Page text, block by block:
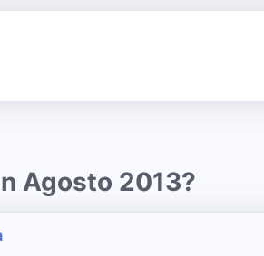
Agosto 2013?